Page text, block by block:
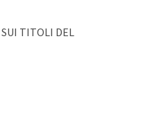
SUI TITOLI DEL